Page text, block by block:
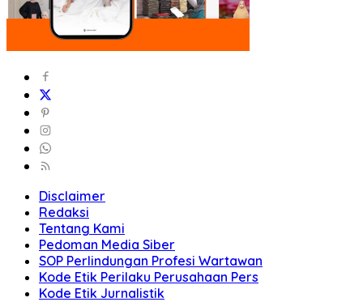
Disclaimer
Redaksi
Tentang Kami
Pedoman Media Siber
SOP Perlindungan Profesi Wartawan
Kode Etik Perilaku Perusahaan Pers
Kode Etik Jurnalistik